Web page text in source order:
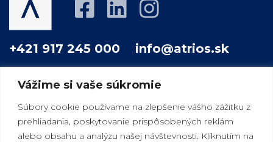
Vážime si vaše súkromie
Súbory cookie používame na zlepšenie vášho zážitku z
prehliadania, poskytovanie prispôsobených reklám
alebo obsahu a analýzu našej návštevnosti. Kliknutím na
+421 917 245 000 info@atrios.sk
O NÁS PROJEKTY
AKO PRACUJEME
VÁŠ DOBRÝ SUSED
MAGAZÍN KONTAKT